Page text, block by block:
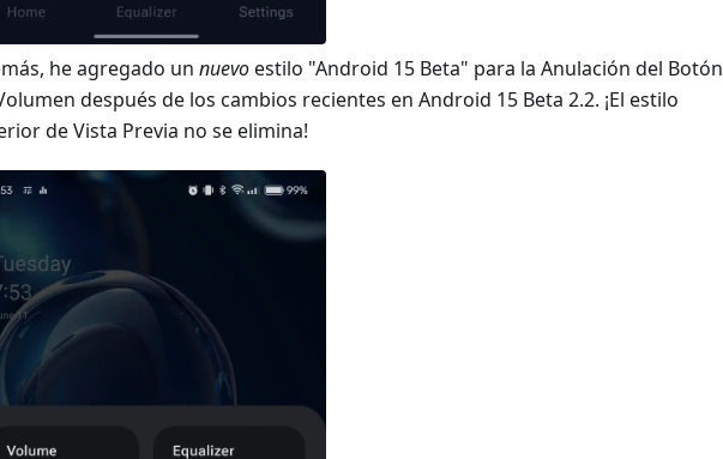
he agregado un nuevoestilo "Android 15 Beta" para la Anulación del Botón
después de los cambios recientes en Android 15 Beta 2.2. ¡El estilo
de Vista Previa no se elimina!